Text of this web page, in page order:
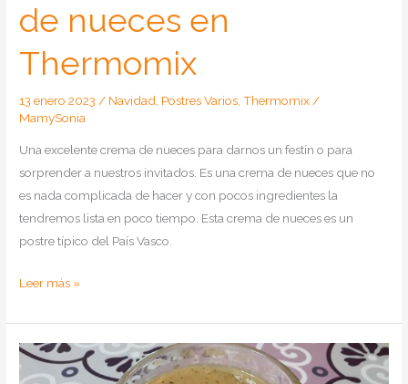
de nueces en
Thermomix
13 enero 2023 / Navidad Postres Varios ,Thermomix /
MamySonia
Una excelente crema de nueces para darnos un festín o para
sorprender a nuestros invitados. Es una crema de nueces que no
es nada complicada de hacer y con pocos ingredientes la
tendremos lista en poco tiempo. Esta crema de nueces es un
postre típico del País Vasco.
Como
una
crema
de
Leer más »